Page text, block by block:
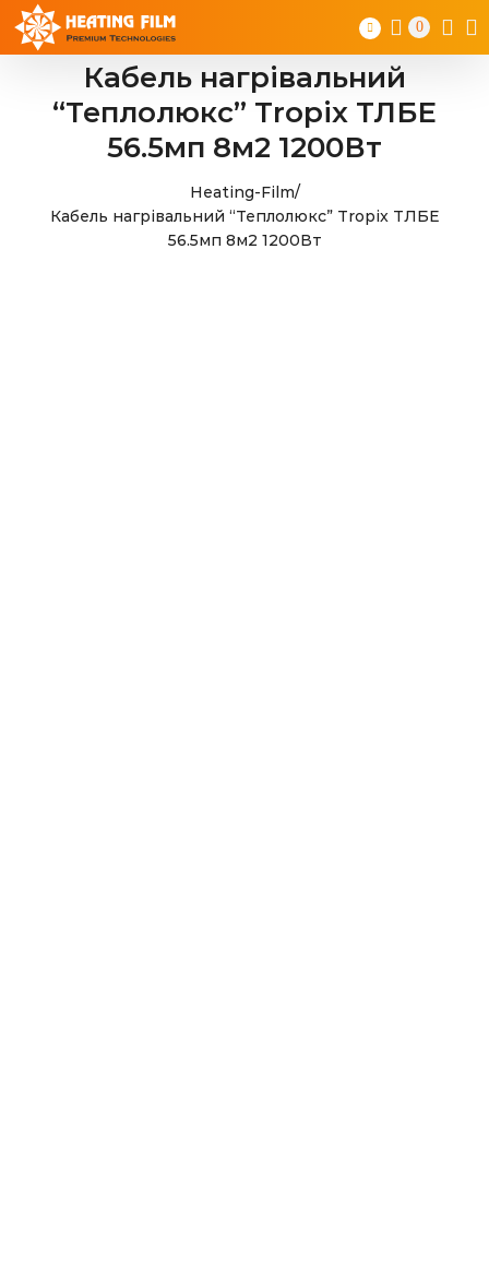
Skip
0
Кабель нагрівальний
“Теплолюкс” Tropix ТЛБЕ
56.5мп 8м2 1200Вт
Heating-Film/
Кабель нагрівальний “Теплолюкс” Tropix ТЛБЕ
56.5мп 8м2 1200Вт